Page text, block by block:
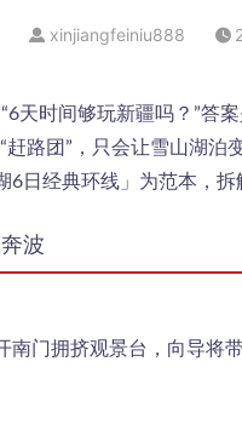
xinjiangfeiniu888
天时间够玩新疆吗？”答
路团”，只会让雪山湖
6日经典环线」为范本，
波
门拥挤观景台，向导